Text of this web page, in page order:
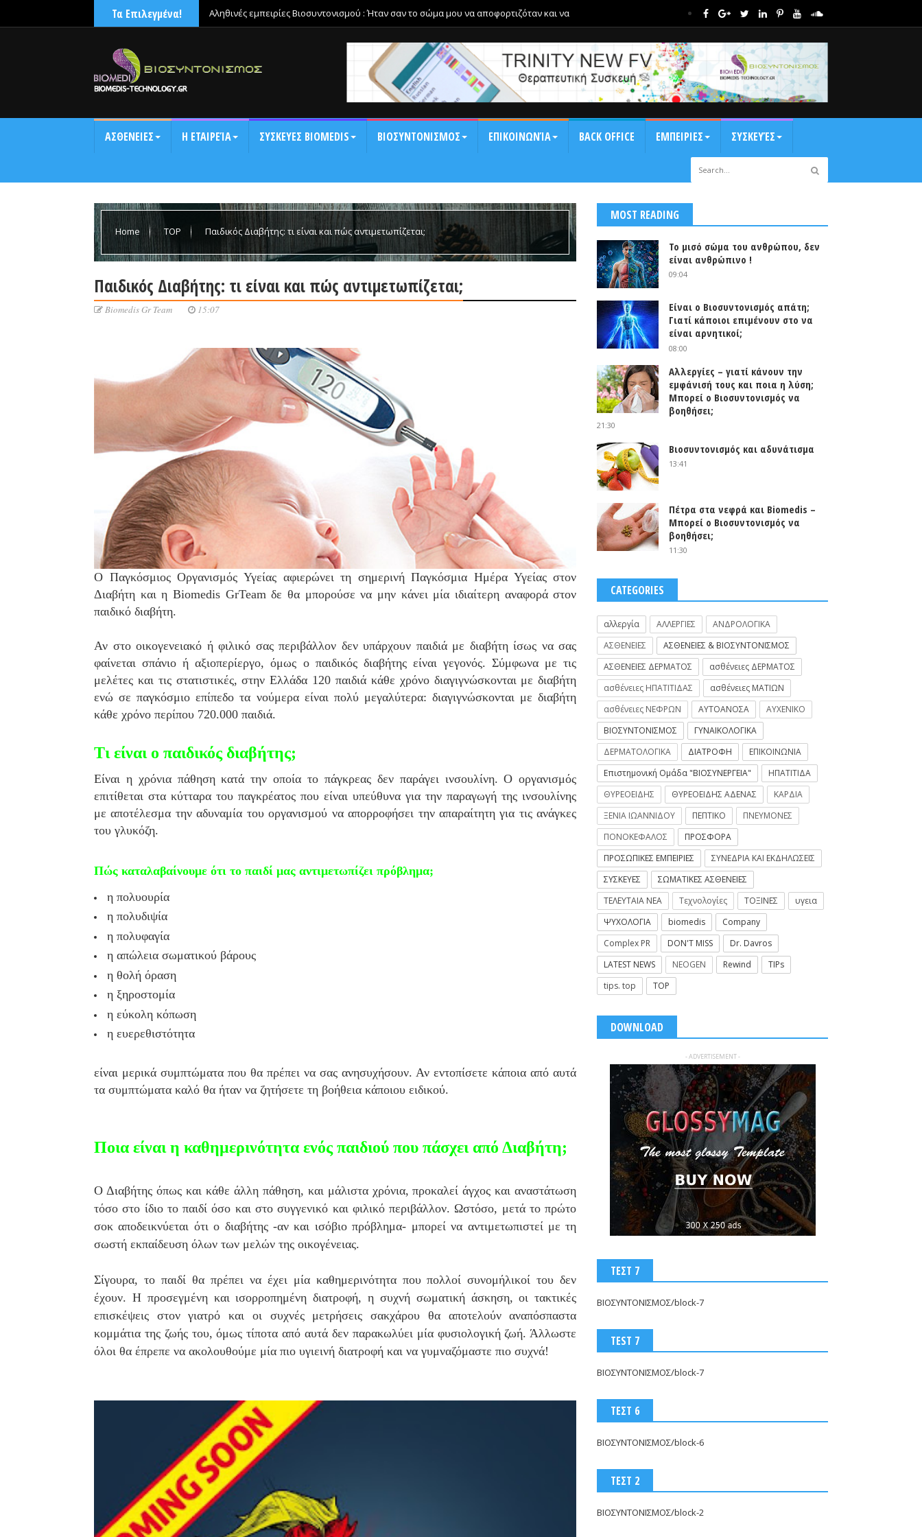
Τα Επιλεγμένα! Αληθινές εμπειρίες Βιοσυντονισμού : Ήταν σαν το σώμα μου να αποφορτιζόταν και να
ΑΣΘΕΝΕΙΕΣ Η ΕΤΑΙΡΕΊΑ ΣΥΣΚΕΥΕΣ BIOMEDIS ΒΙΟΣΥΝΤΟΝΙΣΜΟΣ ΕΠΙΚΟΙΝΩΝΊΑ BACK OFFICE ΕΜΠΕΙΡΙΕΣ ΣΥΣΚΕΥΈΣ
Home TOP Παιδικός Διαβήτης: τι είναι και πώς αντιμετωπίζεται;
Παιδικός Διαβήτης: τι είναι και πώς αντιμετωπίζεται;
Biomedis Gr Team 15:07
Ο Παγκόσμιος Οργανισμός Υγείας αφιερώνει τη σημερινή Παγκόσμια Ημέρα Υγείας στον
Διαβήτη και η Biomedis GrTeam δε θα μπορούσε να μην κάνει μία ιδιαίτερη αναφορά στον
παιδικό διαβήτη.
Αν στο οικογενειακό ή φιλικό σας περιβάλλον δεν υπάρχουν παιδιά με διαβήτη ίσως να σας
φαίνεται σπάνιο ή αξιοπερίεργο, όμως ο παιδικός διαβήτης είναι γεγονός. Σύμφωνα με τις
μελέτες και τις στατιστικές, στην Ελλάδα 120 παιδιά κάθε χρόνο διαγιγνώσκονται με διαβήτη
ενώ σε παγκόσμιο επίπεδο τα νούμερα είναι πολύ μεγαλύτερα: διαγιγνώσκονται με διαβήτη
κάθε χρόνο περίπου 720.000 παιδιά.
Τι είναι ο παιδικός διαβήτης;
Είναι η χρόνια πάθηση κατά την οποία το πάγκρεας δεν παράγει ινσουλίνη. Ο οργανισμός
επιτίθεται στα κύτταρα του παγκρέατος που είναι υπεύθυνα για την παραγωγή της ινσουλίνης
με αποτέλεσμα την αδυναμία του οργανισμού να απορροφήσει την απαραίτητη για τις ανάγκες
του γλυκόζη.
Πώς καταλαβαίνουμε ότι το παιδί μας αντιμετωπίζει πρόβλημα;
η πολυουρία
η πολυδιψία
η πολυφαγία
η απώλεια σωματικού βάρους
η θολή όραση
η ξηροστομία
η εύκολη κόπωση
η ευερεθιστότητα
είναι μερικά συμπτώματα που θα πρέπει να σας ανησυχήσουν. Αν εντοπίσετε κάποια από αυτά
τα συμπτώματα καλό θα ήταν να ζητήσετε τη βοήθεια κάποιου ειδικού.
Ποια είναι η καθημερινότητα ενός παιδιού που πάσχει από Διαβήτη;
Ο Διαβήτης όπως και κάθε άλλη πάθηση, και μάλιστα χρόνια, προκαλεί άγχος και αναστάτωση
τόσο στο ίδιο το παιδί όσο και στο συγγενικό και φιλικό περιβάλλον. Ωστόσο, μετά το πρώτο
σοκ αποδεικνύεται ότι ο διαβήτης -αν και ισόβιο πρόβλημα- μπορεί να αντιμετωπιστεί με τη
σωστή εκπαίδευση όλων των μελών της οικογένειας.
Σίγουρα, το παιδί θα πρέπει να έχει μία καθημερινότητα που πολλοί συνομήλικοί του δεν
έχουν. Η προσεγμένη και ισορροπημένη διατροφή, η συχνή σωματική άσκηση, οι τακτικές
επισκέψεις στον γιατρό και οι συχνές μετρήσεις σακχάρου θα αποτελούν αναπόσπαστα
κομμάτια της ζωής του, όμως τίποτα από αυτά δεν παρακωλύει μία φυσιολογική ζωή. Άλλωστε
όλοι θα έπρεπε να ακολουθούμε μία πιο υγιεινή διατροφή και να γυμναζόμαστε πιο συχνά!
MOST READING
Το μισό σώμα του ανθρώπου, δεν
είναι ανθρώπινο !
09:04
Είναι ο Βιοσυντονισμός απάτη;
Γιατί κάποιοι επιμένουν στο να
είναι αρνητικοί;
08:00
Αλλεργίες – γιατί κάνουν την
εμφάνισή τους και ποια η λύση;
Μπορεί ο Βιοσυντονισμός να
βοηθήσει;
21:30
Βιοσυντονισμός και αδυνάτισμα
13:41
Πέτρα στα νεφρά και Biomedis –
Μπορεί ο Βιοσυντονισμός να
βοηθήσει;
11:30
CATEGORIES
αλλεργία ΑΛΛΕΡΓΙΕΣ
ΑΝΔΡΟΛΟΓΙΚΑ
ΑΣΘΕΝΕΙΕΣ
ΑΣΘΕΝΕΙΕΣ & ΒΙΟΣΥΝΤΟΝΙΣΜΟΣ
ΑΣΘΕΝΕΙΕΣ ΔΕΡΜΑΤΟΣ
ασθένειες ΔΕΡΜΑΤΟΣ
ασθένειες ΗΠΑΤΙΤΙΔΑΣ
ασθένειες ΜΑΤΙΩΝ
ασθένειες ΝΕΦΡΩΝ
ΑΥΤΟΑΝΟΣΑ
ΑΥΧΕΝΙΚΟ
ΒΙΟΣΥΝΤΟΝΙΣΜΟΣ
ΓΥΝΑΙΚΟΛΟΓΙΚΑ
ΔΕΡΜΑΤΟΛΟΓΙΚΑ
ΔΙΑΤΡΟΦΗ
ΕΠΙΚΟΙΝΩΝΙΑ
Επιστημονική Ομάδα "ΒΙΟΣΥΝΕΡΓΕΙΑ"
ΗΠΑΤΙΤΙΔΑ
ΘΥΡΕΟΕΙΔΗΣ
ΘΥΡΕΟΕΙΔΗΣ ΑΔΕΝΑΣ
ΚΑΡΔΙΑ
ΞΕΝΙΑ ΙΩΑΝΝΙΔΟΥ
ΠΕΠΤΙΚΟ
ΠΝΕΥΜΟΝΕΣ
ΠΟΝΟΚΕΦΑΛΟΣ
ΠΡΟΣΦΟΡΑ
ΠΡΟΣΩΠΙΚΕΣ ΕΜΠΕΙΡΙΕΣ
ΣΥΝΕΔΡΙΑ ΚΑΙ ΕΚΔΗΛΩΣΕΙΣ
ΣΥΣΚΕΥΕΣ
ΣΩΜΑΤΙΚΕΣ ΑΣΘΕΝΕΙΕΣ
ΤΕΛΕΥΤΑΙΑ ΝΕΑ
Τεχνολογίες ΤΟΞΙΝΕΣ
υγεια
ΨΥΧΟΛΟΓΙΑ
biomedis
Company
Complex PR
DON'T MISS
Dr. Davros
LATEST NEWS
NEOGEN Rewind
TIPs
tips. top
TOP
DOWNLOAD
- ADVERTISEMENT -
ΤΕΣΤ 7
ΒΙΟΣΥΝΤΟΝΙΣΜΟΣ/block-7
TEST 7
ΒΙΟΣΥΝΤΟΝΙΣΜΟΣ/block-7
ΤΕΣΤ 6
ΒΙΟΣΥΝΤΟΝΙΣΜΟΣ/block-6
ΤΕΣΤ 2
ΒΙΟΣΥΝΤΟΝΙΣΜΟΣ/block-2